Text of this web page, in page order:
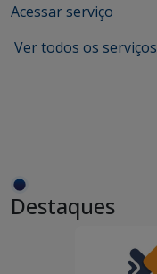
Acessar serviço
Ver todos os serviços
Destaques